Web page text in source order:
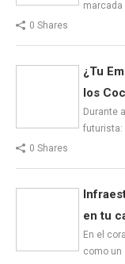
marcada
0 Shares
¿Tu
los
Durante
futurista:
0 Shares
en tu
En el
como un